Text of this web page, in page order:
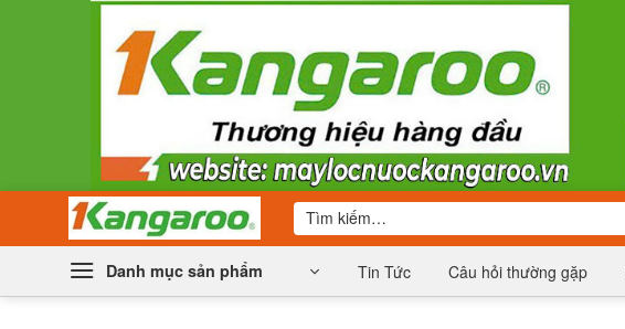
Tìm
kiếm:
Danh mục sản phẩm Tin Tức Câu hỏi thường gặp